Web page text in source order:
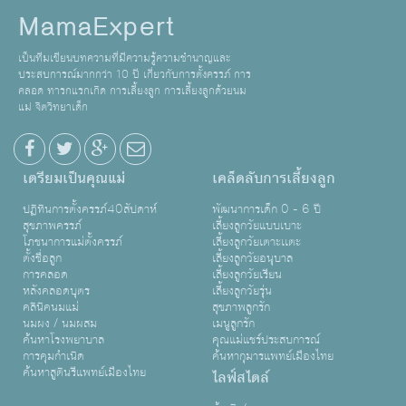
MamaExpert
เป็นทีมเขียนบทความที่มีความรู้ความชำนาญและ
ประสบการณ์มากกว่า 10 ปี เกี่ยวกับการตั้งครรภ์ การ
คลอด ทารกแรกเกิด การเลี้ยงลูก การเลี้ยงลูกด้วยนม
แม่ จิตวิทยาเด็ก
เตรียมเป็นคุณแม่
ปฏิทินการตั้งครรภ์40สัปดาห์
สุขภาพครรภ์
โภชนาการแม่ตั้งครรภ์
ตั้งชื่อลูก
การคลอด
หลังคลอดบุตร
คลินิคนมแม่
นมผง / นมผสม
ค้นหาโรงพยาบาล
การคุมกำเนิด
ค้นหาสูตินรีแพทย์เมืองไทย
เคล็ดลับการเลี้ยงลูก
พัฒนาการเด็ก 0 - 6 ปี
เลี้ยงลูกวัยแบบเบาะ
เลี้ยงลูกวัยเตาะเเตะ
เลี้ยงลูกวัยอนุบาล
เลี้ยงลูกวัยเรียน
เลี้ยงลูกวัยรุ่น
สุขภาพลูกรัก
เมนูลูกรัก
คุณแม่แชร์ประสบการณ์
ค้นหากุมารแพทย์เมืองไทย
ไลฟ์สไตล์